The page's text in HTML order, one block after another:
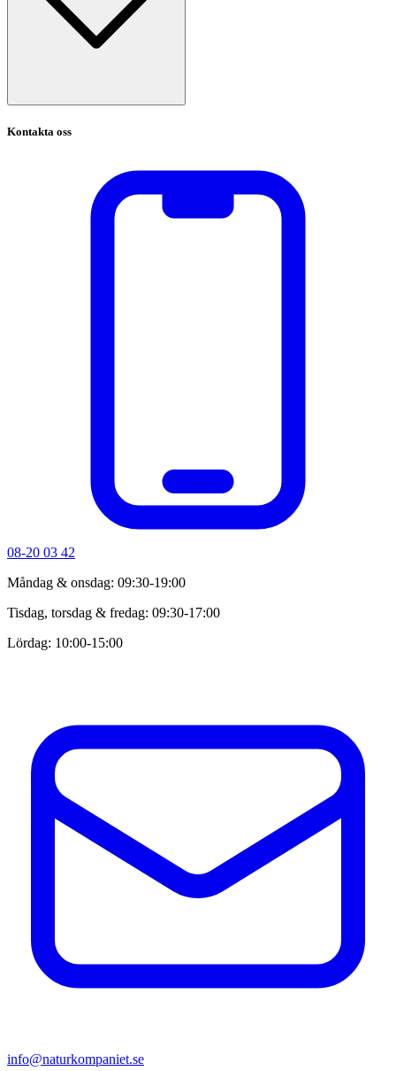
Kontakta oss
08-20 03 42
Måndag & onsdag: 09:30-19:00
Tisdag, torsdag & fredag: 09:30-17:00
Lördag: 10:00-15:00
info@naturkompaniet.se